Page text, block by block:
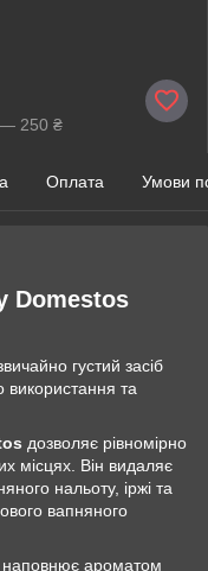
— 250 ₴
Оплата Умови
Domestos
густий засіб
використання та
дозволяє рівномірно
місцях. Він видаляє
нальоту, іржі та
вапняного
наповнює ароматом